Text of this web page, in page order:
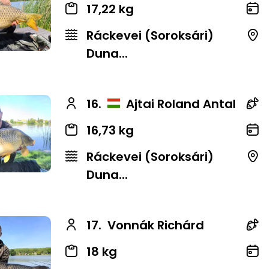
17,22 kg
Ráckevei (Soroksári)
Duna...
16. Ajtai Roland Antal
16,73 kg
Ráckevei (Soroksári)
Duna...
17. Vonnák Richárd
18 kg